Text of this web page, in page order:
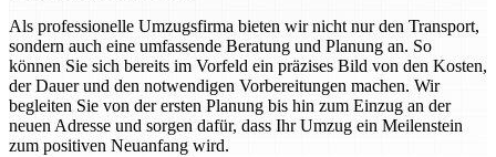
Als professionelle Umzugsfirma bieten wir nicht nur den Transport,
sondern auch eine umfassende Beratung und Planung an. So
können Sie sich bereits im Vorfeld ein präzises Bild von den Kosten,
der Dauer und den notwendigen Vorbereitungen machen. Wir
begleiten Sie von der ersten Planung bis hin zum Einzug an der
neuen Adresse und sorgen dafür, dass Ihr Umzug ein Meilenstein
zum positiven Neuanfang wird.